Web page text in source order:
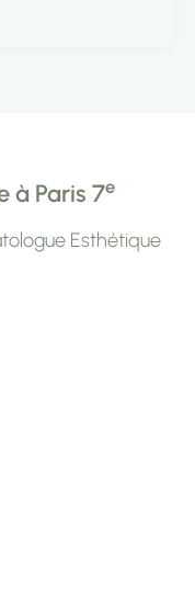
à Paris 7e
Esthétique